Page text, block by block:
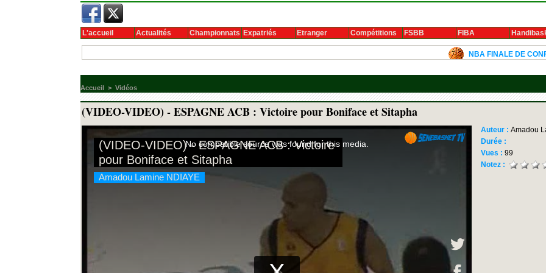
L'accueil Actualités Championnats Expatriés Etranger Compétitions FSBB FIBA
NBA FINALE DE
Accueil > Vidéos
(VIDEO-VIDEO) - ESPAGNE ACB : Victoire pour Boniface et Sitapha
Auteur : Amadou
Durée :
Vues : 99
Notez :